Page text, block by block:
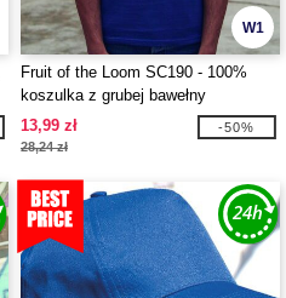
W1
Fruit of the Loom SC190 - 100%
koszulka z grubej bawełny
13,99 zł
28,24 zł
-50%